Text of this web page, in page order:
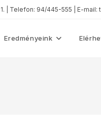
| Telefon: 94/445-555 | E-mail:
Eredményeink